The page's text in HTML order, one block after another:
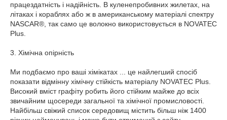
працездатність і надійність. В куленепробивних жилетах, на
літаках і кораблях або ж в американському матеріалі спектру
NASCAR®, так само це волокно використовується в NOVATEC
Plus.
3. Хімічна опірність
Ми подбаємо про ваші хімікатах ... це найлегший спосіб
показати відмінну хімічну стійкість матеріалу NOVATEC Plus.
Високий вміст графіту робить його стійким майже до всіх
звичайним щосереди загальної та хімічної промисловості.
Найбільш свіжий список середовищ містить більш ніж 1400